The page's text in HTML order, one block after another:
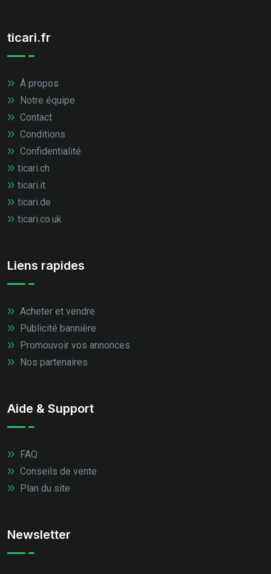
ticari.fr
À propos
Notre équipe
Contact
Conditions
Confidentialité
ticari.ch
ticari.it
ticari.de
ticari.co.uk
Liens rapides
Acheter et vendre
Publicité bannière
Promouvoir vos annonces
Nos partenaires
Aide & Support
FAQ
Conseils de vente
Plan du site
Newsletter